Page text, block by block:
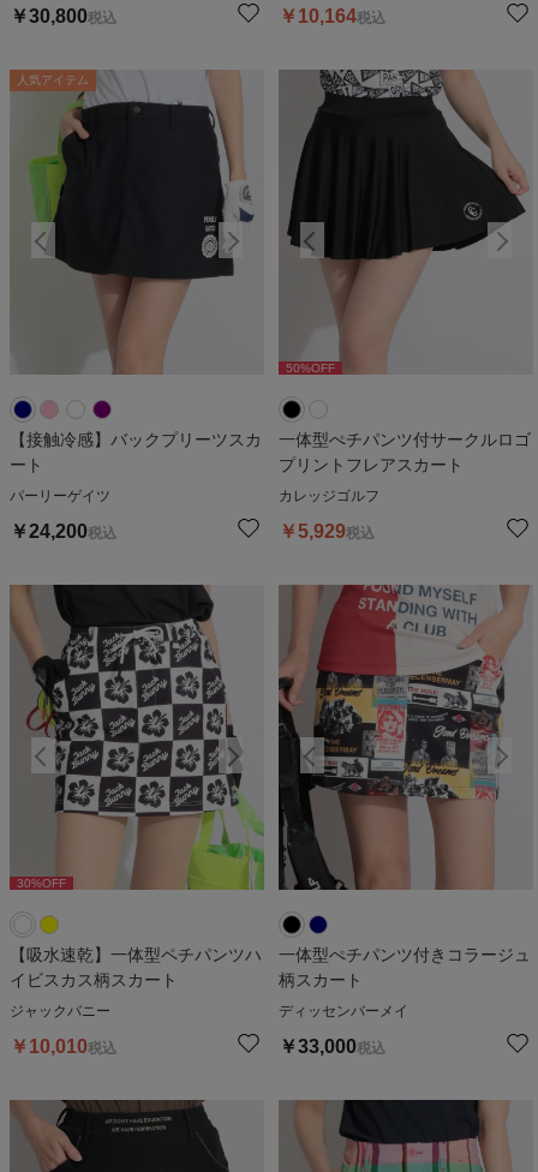
￥30,800税込 ￥ 10,164税込
人気アイテム 人気アイテム
【接触冷感】バックプリーツスカ
ート
パーリーゲイツ
￥24,200税込
50%OFF
一体型ぺチパンツ付サークルロゴ
プリントフレアスカート
カレッジゴルフ
￥5,929税込
30%OFF 30 %OFF
【吸水速乾】一体型ペチパンツハ
イビスカス柄スカート
ジャックバニー
￥ 10,010税込
一体型ぺチパンツ付きコラージュ
柄スカート
ディッセンバーメイ
￥33,000税込